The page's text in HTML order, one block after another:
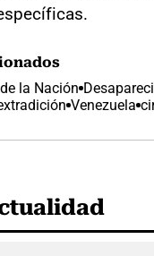
la Nación
Venezuela